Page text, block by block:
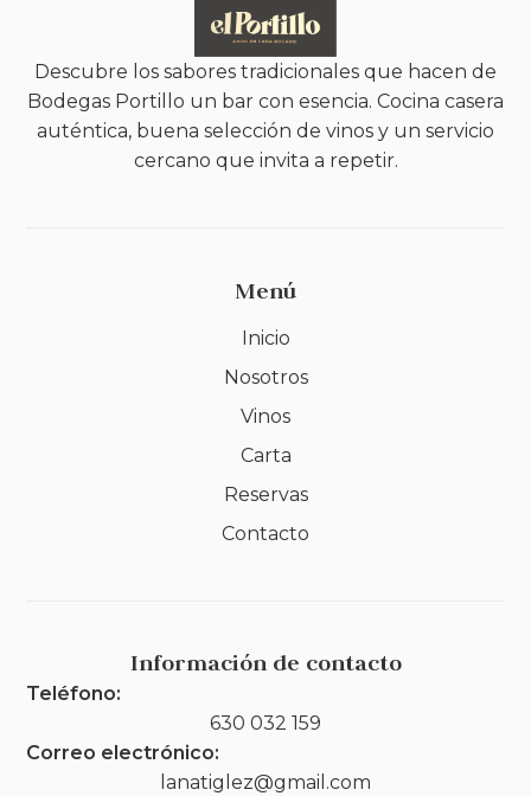
Descubre los sabores tradicionales que hacen de
Bodegas Portillo un bar con esencia. Cocina casera
auténtica, buena selección de vinos y un servicio
cercano que invita a repetir.
Menú
Inicio
Nosotros
Vinos
Carta
Reservas
Contacto
Información de contacto
Teléfono:
630 032 159
Correo electrónico:
lanatiglez@gmail.com